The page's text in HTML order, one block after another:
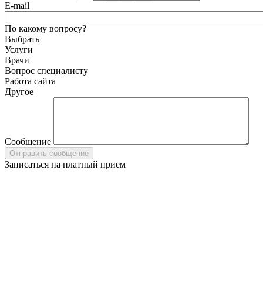
E-mail
По какому вопросу?
Выбрать
Услуги
Врачи
Вопрос специалисту
Работа сайта
Другое
Сообщение
Записаться на платный прием